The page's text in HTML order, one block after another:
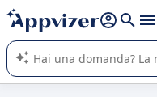
righe con
shift + enter
L'IA di Appvizer vi guida
software SaaS per la vostra